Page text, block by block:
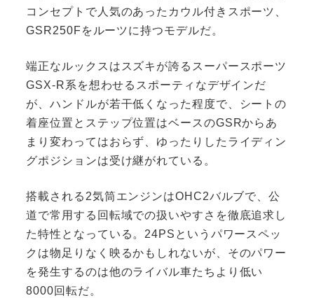
コンセプトで人気のあったカウル付きスポーツ、
GSR250Fをルーツに持つモデルだ。
端正なルックスはスズキが誇るスーパースポーツ
GSX-R系を想わせるスポーティなデザインだ
が、ハンドルが若干低くなった程度で、シートの
着座位置とステップ位置はベースのGSRからあ
まり変わってはおらず、ゆったりしたライディン
グポジションは受け継がれている。
搭載される2気筒エンジンはOHC2バルブで、公
道で常用する回転域での扱いやすさを徹底追求し
た特性となっている。24PSというパワースペッ
クは物足りなく映るかもしれないが、そのパワー
を発生するのは他のライバル車たちより低い
8000回転だ。